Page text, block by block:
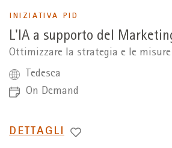
INIZIATIVA PID
L'IA a supporto del
Ottimizzare la strategia e le
Tedesca
On Demand
PASSA
DETTAGLI